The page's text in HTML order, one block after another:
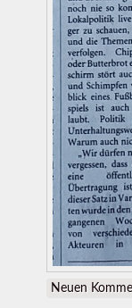
Neuen